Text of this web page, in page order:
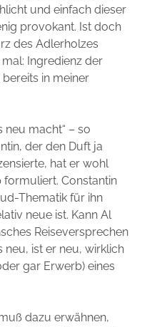
und einfach dieser
provokant. Ist doch
des Adlerholzes
Ingredienz der
in meiner
neu macht“ – so
der den Duft ja
hat er wohl
Constantin
Thematik für ihn
neue ist. Kann Al
Reiseversprechen
neu, ist er neu, wirklich
gar Erwerb) eines
dazu erwähnen,